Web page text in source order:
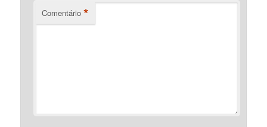
Comentário *